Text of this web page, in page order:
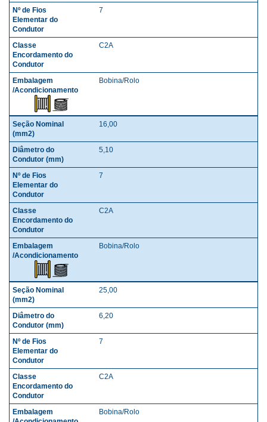
7
C2A
Bobina/Rolo
16,00
5,10
7
C2A
Bobina/Rolo
25,00
6,20
7
C2A
Bobina/Rolo